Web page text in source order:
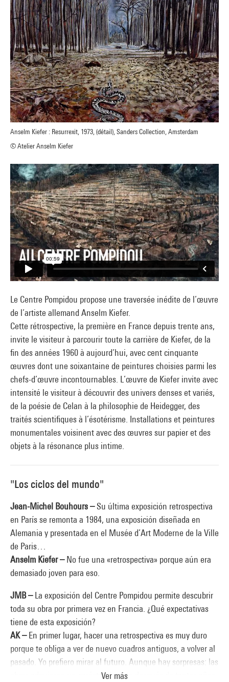
Anselm Kiefer : Resurrexit, 1973, (détail), Sanders Collection, Amsterdam
© Atelier Anselm Kiefer
Le Centre Pompidou propose une traversée inédite de l’œuvre
de l’artiste allemand Anselm Kiefer.
Cette rétrospective, la première en France depuis trente ans,
invite le visiteur à parcourir toute la carrière de Kiefer, de la
fin des années 1960 à aujourd’hui, avec cent cinquante
œuvres dont une soixantaine de peintures choisies parmi les
chefs-d’œuvre incontournables. L’œuvre de Kiefer invite avec
intensité le visiteur à découvrir des univers denses et variés,
de la poésie de Celan à la philosophie de Heidegger, des
traités scientifiques à l’ésotérisme. Installations et peintures
monumentales voisinent avec des œuvres sur papier et des
objets à la résonance plus intime.
"Los ciclos del mundo"
Jean-Michel Bouhours –Su última exposición retrospectiva
en París se remonta a 1984, una exposición diseñada en
Alemania y presentada en el Musée d’Art Moderne de la Ville
de Paris…
Anselm Kiefer –No fue una «retrospectiva» porque aún era
demasiado joven para eso.
JMB –La exposición del Centre Pompidou permite descubrir
toda su obra por primera vez en Francia. ¿Qué expectativas
tiene de esta exposición?
AK –En primer lugar, hacer una retrospectiva es muy duro
porque te obliga a ver de nuevo cuadros antiguos, a volver al
pasado. Yo prefiero mirar al futuro. Aunque hay sorpresas: las
obras adquieren un carácter distinto después de tantos años,
Ver más